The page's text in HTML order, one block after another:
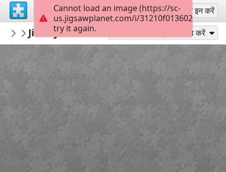
साइन अप साइन इन करें
montgomerymfa
...
Jimmy Lee Sudduth_Log Cabin_Easy 36
साझा करें
Cannot load an image (https://sc-
us.jigsawplanet.com/i/
try it again.